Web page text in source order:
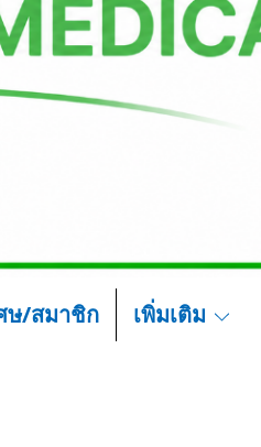
ษ/สมาชิก เพิ่มเติม